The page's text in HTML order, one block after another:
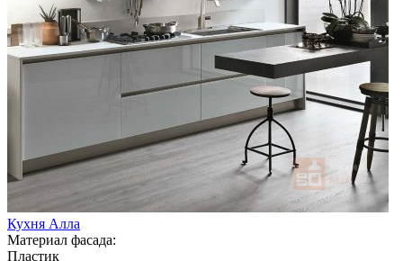
Кухня Алла
Материал фасада:
Пластик